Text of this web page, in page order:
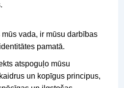
vada, ir mūsu darbības
pamatā.
atspoguļo mūsu
un kopīgus principus,